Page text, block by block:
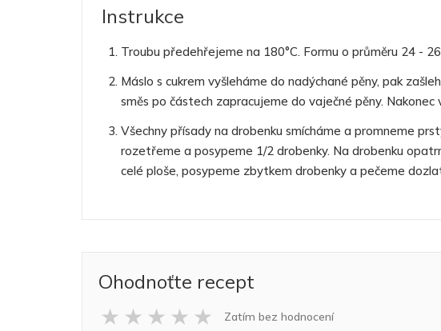
Instrukce
Troubu předehřejeme na 180°C. Formu o průměru 24 -
Máslo s cukrem vyšleháme do nadýchané pěny, pak
směs po částech zapracujeme do vaječné pěny. Nakonec
Všechny přísady na drobenku smícháme a promneme
rozetřeme a posypeme 1/2 drobenky. Na drobenku
celé ploše, posypeme zbytkem drobenky a pečeme
Ohodnoťte recept
★ ★ ★ ★ ★ Zatím bez hodnocení